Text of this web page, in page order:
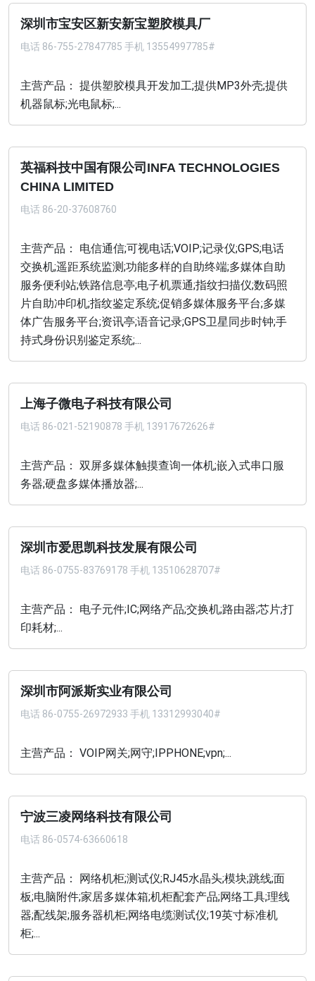
深圳市宝安区新安新宝塑胶模具厂
电话 86-755-27847785 手机 13554997785#
主营产品： 提供塑胶模具开发加工;提供MP3外壳;提供
机器鼠标;光电鼠标;...
英福科技中国有限公司INFA TECHNOLOGIES
CHINA LIMITED
电话 86-20-37608760
主营产品： 电信通信;可视电话;VOIP;记录仪;GPS;电话
交换机;遥距系统监测;功能多样的自助终端;多媒体自助
服务便利站;铁路信息亭;电子机票通;指纹扫描仪;数码照
片自助冲印机;指纹鉴定系统;促销多媒体服务平台;多媒
体广告服务平台;资讯亭;语音记录;GPS卫星同步时钟;手
持式身份识别鉴定系统;...
上海子微电子科技有限公司
电话 86-021-52190878 手机 13917672626#
主营产品： 双屏多媒体触摸查询一体机;嵌入式串口服
务器;硬盘多媒体播放器;...
深圳市爱思凯科技发展有限公司
电话 86-0755-83769178 手机 13510628707#
主营产品： 电子元件;IC;网络产品;交换机;路由器;芯片;打
印耗材;...
深圳市阿派斯实业有限公司
电话 86-0755-26972933 手机 13312993040#
主营产品： VOIP网关;网守;IPPHONE;vpn;...
宁波三凌网络科技有限公司
电话 86-0574-63660618
主营产品： 网络机柜;测试仪;RJ45水晶头;模块;跳线;面
板;电脑附件;家居多媒体箱;机柜配套产品;网络工具;理线
器;配线架;服务器机柜;网络电缆测试仪;19英寸标准机
柜;...